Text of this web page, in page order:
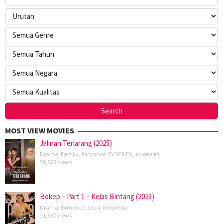
MOST VIEW MOVIES
Jalinan Terlarang (2025)
Drama Family Romance TV SERIES Indonesia
38,975 views
Bokep – Part 1 – Kelas Bintang (2023)
Drama Romance semi Indonesia
31,867 views